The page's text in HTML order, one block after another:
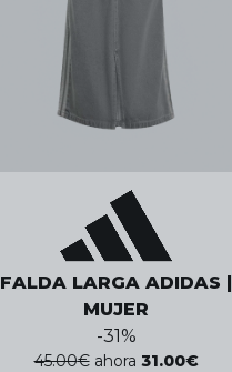
FALDA LARGA ADIDAS |
MUJER
-31%
45.00€ ahora 31.00€